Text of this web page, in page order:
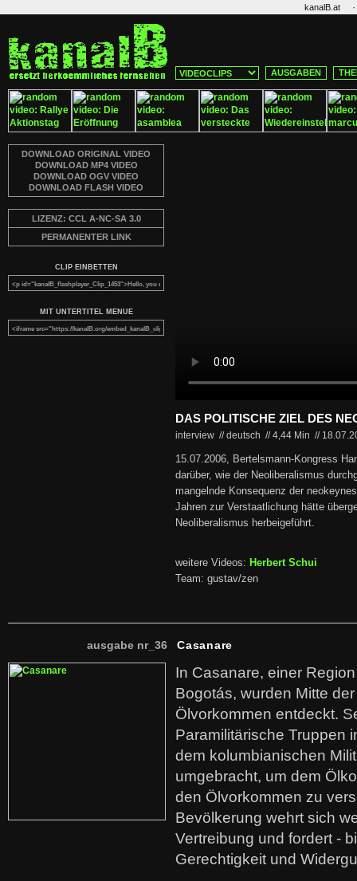
kanalB.at ·
AUSGABEN
DOWNLOAD ORIGINAL VIDEO
DOWNLOAD MP4 VIDEO
DOWNLOAD OGV VIDEO
DOWNLOAD FLASH VIDEO
LIZENZ: CCL A-NC-SA 3.0
PERMANENTER LINK
CLIP EINBETTEN
MIT UNTERTITEL MENUE
DAS POLITISCHE ZIEL DES
interview // deutsch //4,44 Min //
15.07.2006, Bertelsmann-Kongress
darüber, wie der Neoliberalismus
mangelnde Konsequenz der
Jahren zur Verstaatlichung hätte
Neoliberalismus herbeigeführt.
weitere Videos: Herbert Schui
Team: gustav/zen
ausgabe nr_36 Casanare
In Casanare, einer
Bogotás, wurden Mitte
Ölvorkommen entdeckt.
Paramilitärische Truppen
dem kolumbianischen
umgebracht, um dem
den Ölvorkommen zu
Bevölkerung wehrt sich
Vertreibung und fordert -
Gerechtigkeit und